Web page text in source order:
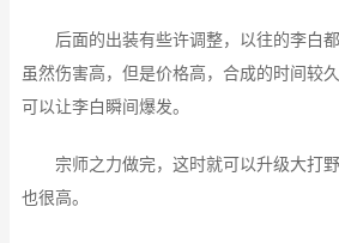
后面的出装有些许调整，以往的李白都
虽然伤害高，但是价格高，合成的时间较
可以让李白瞬间爆发。
宗师之力做完，这时就可以升级大打野
也很高。